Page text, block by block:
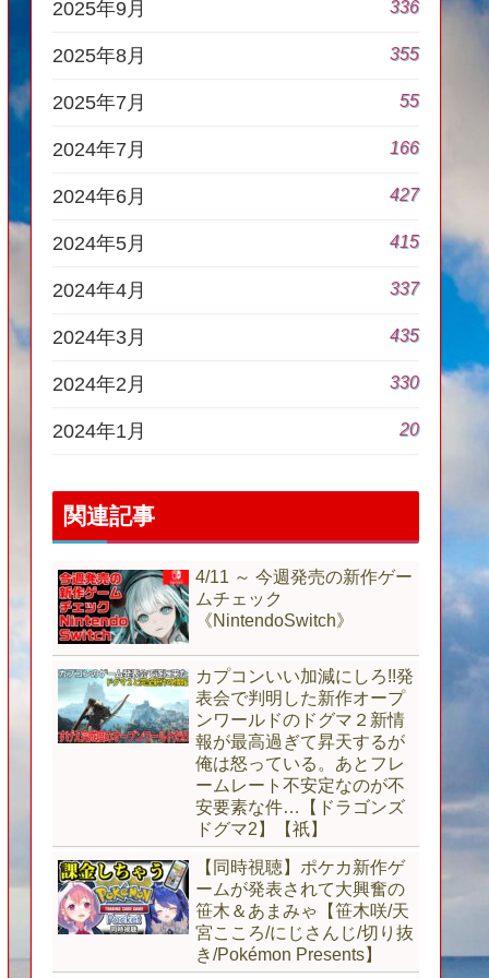
2025年9月 336
2025年8月 355
2025年7月 55
2024年7月 166
2024年6月 427
2024年5月 415
2024年4月 337
2024年3月 435
2024年2月 330
2024年1月 20
関連記事
4/11 ～ 今週発売の新作ゲー
ムチェック
《NintendoSwitch》
カプコンいい加減にしろ!!発
表会で判明した新作オープ
ンワールドのドグマ２新情
報が最高過ぎて昇天するが
俺は怒っている。あとフレ
ームレート不安定なのが不
安要素な件…【ドラゴンズ
ドグマ2】【祇】
【同時視聴】ポケカ新作ゲ
ームが発表されて大興奮の
笹木＆あまみゃ【笹木咲/天
宮こころ/にじさんじ/切り抜
き/Pokémon Presents】